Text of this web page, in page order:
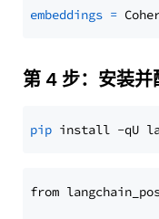
embeddings =
第 4 步：安装
pip
from